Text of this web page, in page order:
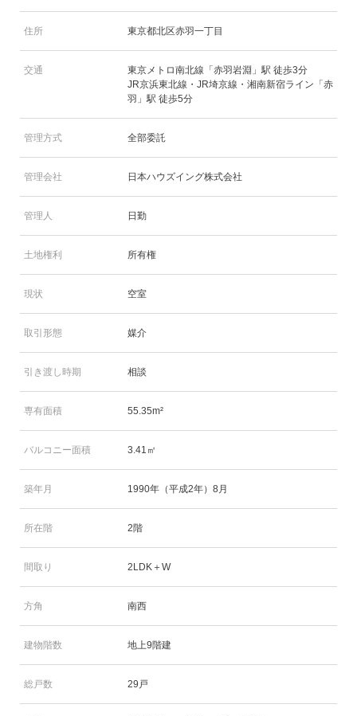
住所 東京都北区赤羽一丁目
交通
東京メトロ南北線「赤羽岩淵」駅 徒歩3分
JR京浜東北線・JR埼京線・湘南新宿ライン「赤
羽」駅 徒歩5分
管理方式 全部委託
管理会社 日本ハウズイング株式会社
管理人 日勤
土地権利 所有権
現状 空室
取引形態 媒介
引き渡し時期 相談
専有面積 55.35m²
バルコニー面積 3.41㎡
築年月 1990年（平成2年）8月
所在階 2階
間取り 2LDK＋W
方角 南西
建物階数 地上9階建
総戸数 29戸